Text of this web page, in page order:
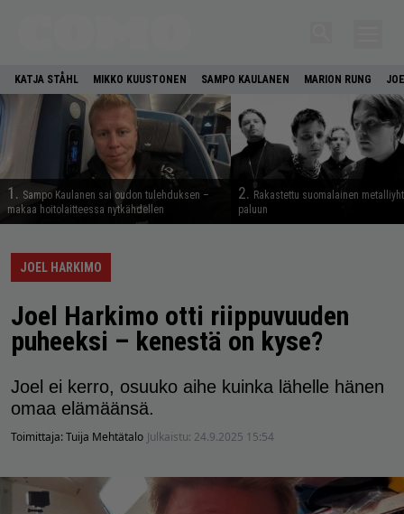
KATJA STÅHL MIKKO KUUSTONEN SAMPO KAULANEN MARION RUNG
1. Sampo Kaulanen sai oudon tulehduksen –
makaa hoitolaitteessa nytkähdellen
2. Rakastettu suomalainen
paluun
JOEL HARKIMO
Joel Harkimo otti riippuvuuden
puheeksi – kenestä on kyse?
Joel ei kerro, osuuko aihe kuinka lähelle hänen
omaa elämäänsä.
Toimittaja:Tuija Mehtätalo Julkaistu: 24.9.2025 15:54